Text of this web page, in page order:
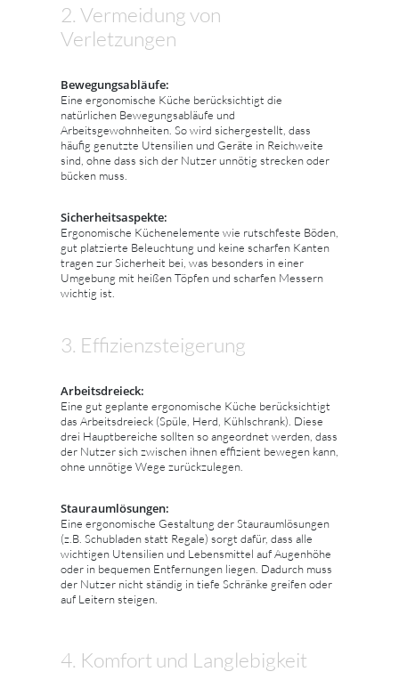
2. Vermeidung von
Verletzungen
Bewegungsabläufe:
Eine ergonomische Küche berücksichtigt die
natürlichen Bewegungsabläufe und
Arbeitsgewohnheiten. So wird sichergestellt, dass
häufig genutzte Utensilien und Geräte in Reichweite
sind, ohne dass sich der Nutzer unnötig strecken oder
bücken muss.
Sicherheitsaspekte:
Ergonomische Küchenelemente wie rutschfeste Böden,
gut platzierte Beleuchtung und keine scharfen Kanten
tragen zur Sicherheit bei, was besonders in einer
Umgebung mit heißen Töpfen und scharfen Messern
wichtig ist.
3. Effizienzsteigerung
Arbeitsdreieck:
Eine gut geplante ergonomische Küche berücksichtigt
das Arbeitsdreieck (Spüle, Herd, Kühlschrank). Diese
drei Hauptbereiche sollten so angeordnet werden, dass
der Nutzer sich zwischen ihnen effizient bewegen kann,
ohne unnötige Wege zurückzulegen.
Stauraumlösungen:
Eine ergonomische Gestaltung der Stauraumlösungen
(z.B. Schubladen statt Regale) sorgt dafür, dass alle
wichtigen Utensilien und Lebensmittel auf Augenhöhe
oder in bequemen Entfernungen liegen. Dadurch muss
der Nutzer nicht ständig in tiefe Schränke greifen oder
auf Leitern steigen.
4. Komfort und Langlebigkeit